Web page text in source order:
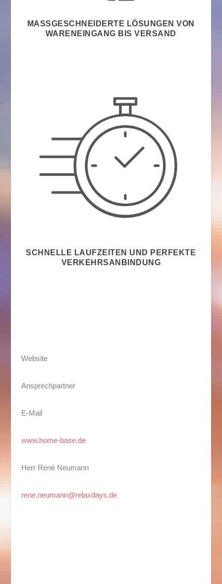
MASSGESCHNEIDERTE LÖSUNGEN VON W
ARENEINGANG BIS VERSAND
SCHNELLE LAUFZEITEN UND PERFEKTE
VERKEHRSANBINDUNG
Website
Ansprechpartner
E-Mail
www.home-base.de
Herr René Neumann
rene.neumann@relaxdays.de